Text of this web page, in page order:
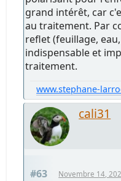
grand intérêt, car
au traitement. Par
reflet (feuillage,
indispensable et
traitement.
www.stephane-
cali31
#63 Novembre 14,